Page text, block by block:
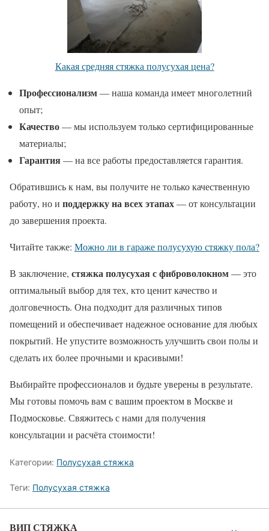
Какая средняя стяжка полусухая цена?
Профессионализм— наша команда имеет многолетний
опыт;
Качество— мы используем только сертифицированные
материалы;
Гарантия— на все работы предоставляется гарантия.
Обратившись к нам, вы получите не только качественную
работу, но и поддержку на всех этапах— от консультации
до завершения проекта.
Читайте также: Можно ли в гараже полусухую стяжку пола?
В заключение, стяжка полусухая с фиброволокном— это
оптимальный выбор для тех, кто ценит качество и
долговечность. Она подходит для различных типов
помещений и обеспечивает надежное основание для любых
покрытий. Не упустите возможность улучшить свои полы и
сделать их более прочными и красивыми!
Выбирайте профессионалов и будьте уверены в результате.
Мы готовы помочь вам с вашим проектом в Москве и
Подмосковье. Свяжитесь с нами для получения
консультации и расчёта стоимости!
Категории: Полусухая стяжка
Теги: Полусухая стяжка
ВИП СТЯЖКА